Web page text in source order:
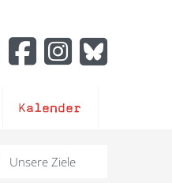
Kalender
Unsere Ziele